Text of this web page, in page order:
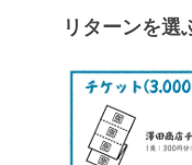
リターンを選